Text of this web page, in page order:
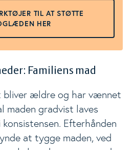
TIL AT STØTTE
HER
Familiens mad
bliver ældre og har vænnet
maden gradvist laves
Efterhånden
at tygge maden, ved